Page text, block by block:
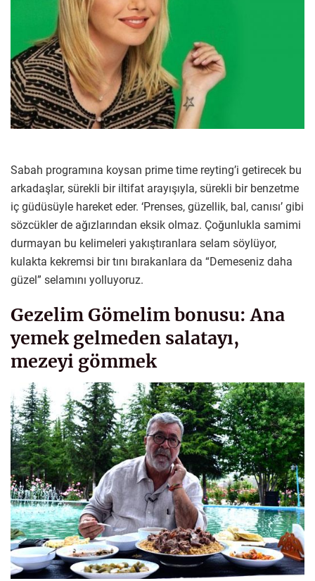
Sabah programına koysan prime time reyting’i getirecek bu
arkadaşlar, sürekli bir iltifat arayışıyla, sürekli bir benzetme
iç güdüsüyle hareket eder. ‘Prenses, güzellik, bal, canısı’ gibi
sözcükler de ağızlarından eksik olmaz. Çoğunlukla samimi
durmayan bu kelimeleri yakıştıranlara selam söylüyor,
kulakta kekremsi bir tını bırakanlara da “Demeseniz daha
güzel” selamını yolluyoruz.
Gezelim Gömelim bonusu: Ana
yemek gelmeden salatayı,
mezeyi gömmek